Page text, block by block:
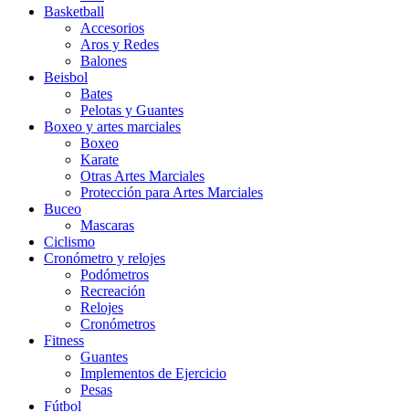
Basketball
Accesorios
Aros y Redes
Balones
Beisbol
Bates
Pelotas y Guantes
Boxeo y artes marciales
Boxeo
Karate
Otras Artes Marciales
Protección para Artes Marciales
Buceo
Mascaras
Ciclismo
Cronómetro y relojes
Podómetros
Recreación
Relojes
Cronómetros
Fitness
Guantes
Implementos de Ejercicio
Pesas
Fútbol